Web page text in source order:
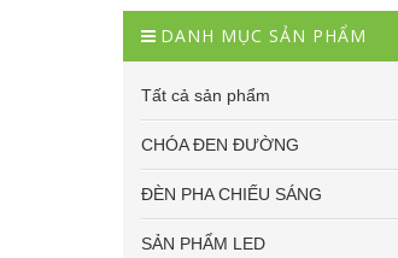
DANH MỤC SẢN PHẨM
Tất cả sản phẩm
CHÓA ĐEN ĐƯỜNG
ĐÈN PHA CHIẾU SÁNG
SẢN PHẨM LED